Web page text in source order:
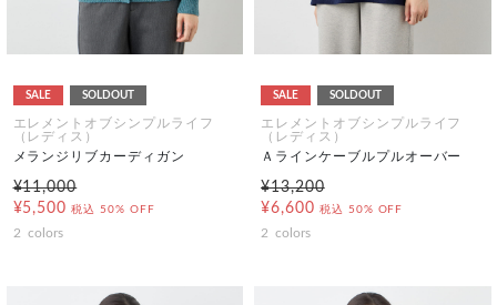
SALE SOLDOUT
エレメントオブシンプルライフ
（レディス）
メランジリブカーディガン
¥11,000
¥5,500 税込 50% OFF
2 colors
SALE SOLDOUT
エレメントオブシンプルライフ
（レディス）
Ａラインケーブルプルオーバー
¥13,200
¥6,600 税込 50% OFF
2 colors